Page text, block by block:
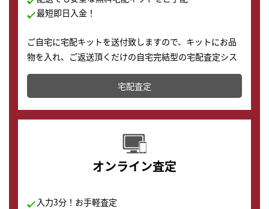
最短即日入金！
ご自宅に宅配キットを送付致しますので、キットにお品
物を入れ、ご返送頂くだけの自宅完結型の宅配査定シス
テムです。
配送でも簡単&安全に査定・買取に出すことが可能で
す。
宅配査定
オンライン査定
入力3分！お手軽査定